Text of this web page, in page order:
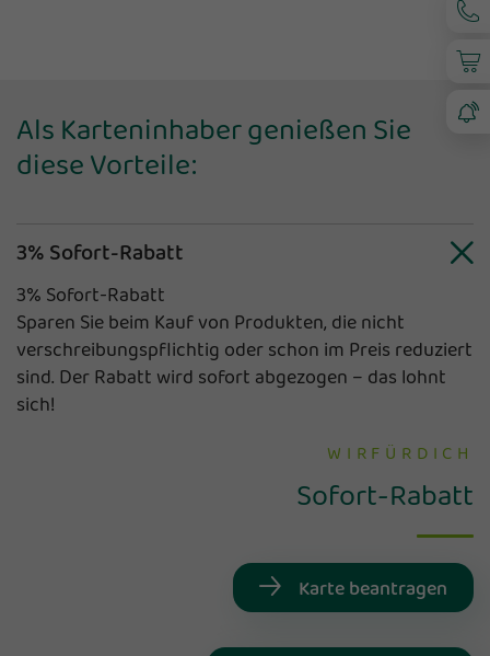
Als Karteninhaber genießen Sie
diese Vorteile:
3% Sofort-Rabatt
3% Sofort-Rabatt
Sparen Sie beim Kauf von Produkten, die nicht
verschreibungspflichtig oder schon im Preis reduziert
sind. Der Rabatt wird sofort abgezogen – das lohnt
sich!
WIRFÜRDICH
Sofort-Rabatt
Karte beantragen